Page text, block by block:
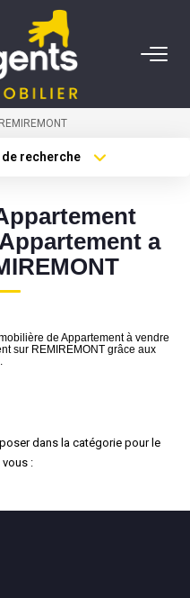
REMIREMONT
recherche
Surface min
Plus de critères
a
de Appartement à vendre
sur REMIREMONT grâce aux
dans la catégorie pour le
: